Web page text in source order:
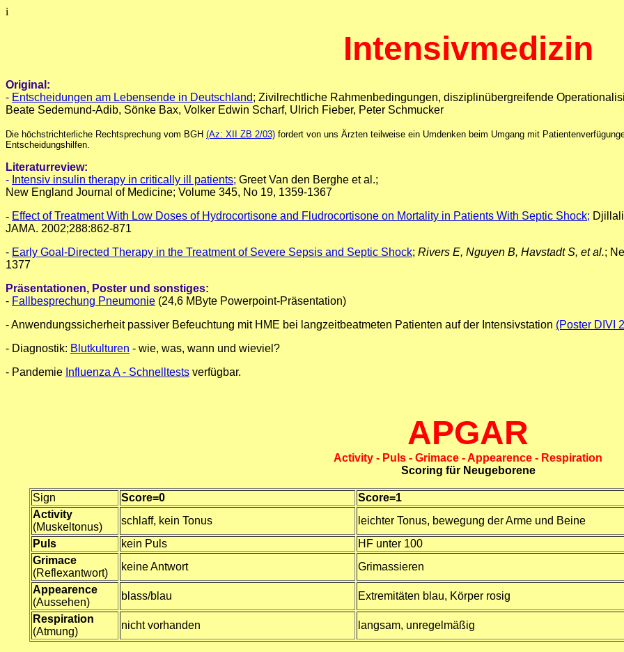
i
Intensivmedizin
Original:
- Entscheidungen am Lebensende in Deutschland; Zivilrechtliche Rahmenbedingungen, disziplinübergreifende
Beate Sedemund-Adib, Sönke Bax, Volker Edwin Scharf, Ulrich Fieber, Peter Schmucker
Die höchstrichterliche Rechtsprechung vom BGH (Az: XII ZB 2/03) fordert von uns Ärzten teilweise ein Umdenken beim Umgang mit
Entscheidungshilfen.
Literaturreview:
- Intensiv insulin therapy in critically ill patients; Greet Van den Berghe et al.;
New England Journal of Medicine; Volume 345, No 19, 1359-1367
- Effect of Treatment With Low Doses of Hydrocortisone and Fludrocortisone on Mortality in Patients With Septic Shock;
JAMA. 2002;288:862-871
- Early Goal-Directed Therapy in the Treatment of Severe Sepsis and Septic Shock; Rivers E, Nguyen B, Havstadt S, et al.;
1377
Präsentationen, Poster und sonstiges:
- Fallbesprechung Pneumonie (24,6 MByte Powerpoint-Präsentation)
- Anwendungssicherheit passiver Befeuchtung mit HME bei langzeitbeatmeten Patienten auf der Intensivstation (Poster DIVI
- Diagnostik: Blutkulturen - wie, was, wann und wieviel?
- Pandemie Influenza A - Schnelltests verfügbar.
APGAR
Activity - Puls - Grimace - Appearence - Respiration
Scoring für Neugeborene
Sign Score=0
Score=1
Activity
(Muskeltonus)
schlaff, kein Tonus
leichter Tonus, bewegung der Arme und Beine
Puls
kein Puls
HF unter 100
Grimace
(Reflexantwort)
keine Antwort
Grimassieren
Appearence
(Aussehen)
blass/blau
Extremitäten blau, Körper rosig
Respiration
(Atmung)
nicht vorhanden langsam, unregelmäßig